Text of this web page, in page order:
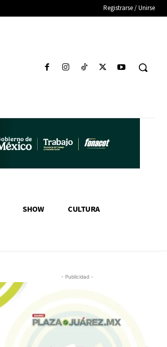
Registrarse / Unirse
SHOW CULTURA
- Publicidad -